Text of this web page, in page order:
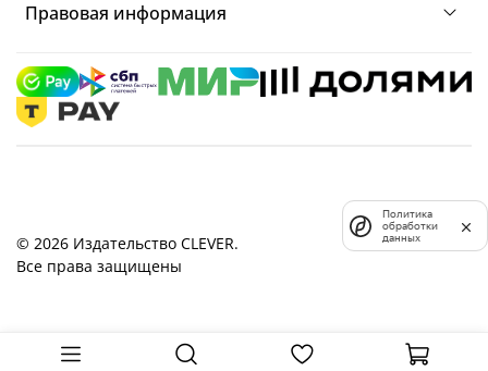
Правовая информация
© 2026 Издательство CLEVER.
Все права защищены
Политика
обработки
данных